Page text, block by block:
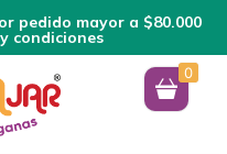
pedido mayor a $80.000
condiciones
0